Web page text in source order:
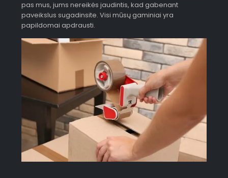
pas mus, jums nereikės jaudintis, kad gabenant
paveikslus sugadinsite. Visi mūsų gaminiai yra
papildomai apdrausti.